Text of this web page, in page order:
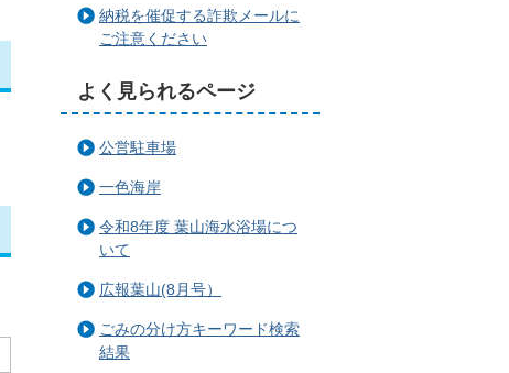
納税を催促する詐欺メールに
ご注意ください
よく見られるページ
公営駐車場
一色海岸
令和8年度 葉山海水浴場につ
いて
広報葉山(8月号）
ごみの分け方キーワード検索
結果